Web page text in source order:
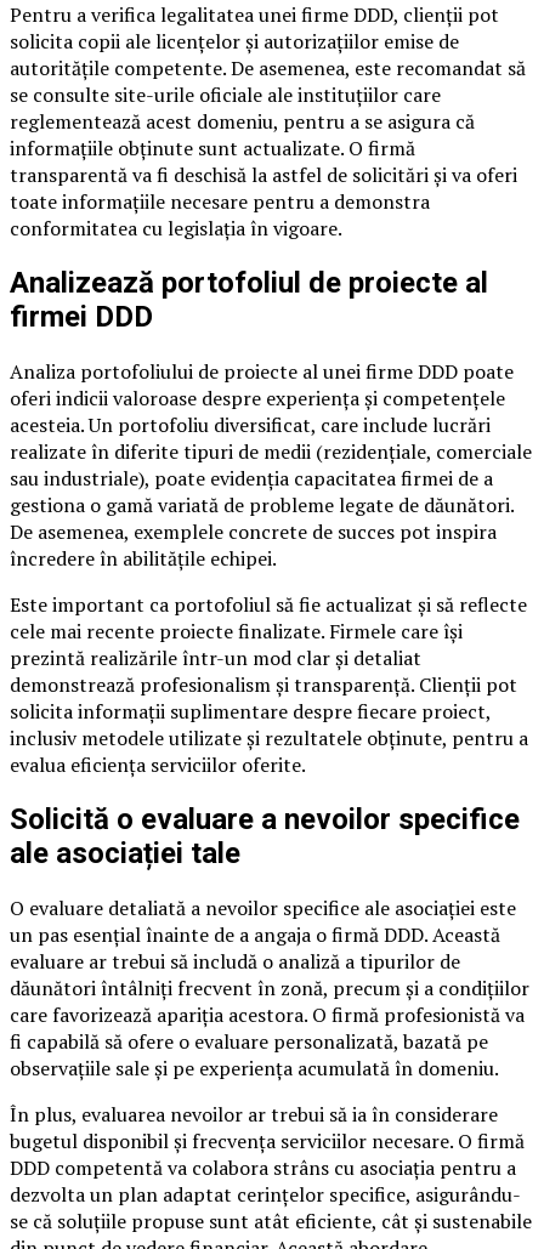
Pentru a verifica legalitatea unei firme DDD, clienții pot
solicita copii ale licențelor și autorizațiilor emise de
autoritățile competente. De asemenea, este recomandat să
se consulte site-urile oficiale ale instituțiilor care
reglementează acest domeniu, pentru a se asigura că
informațiile obținute sunt actualizate. O firmă
transparentă va fi deschisă la astfel de solicitări și va oferi
toate informațiile necesare pentru a demonstra
conformitatea cu legislația în vigoare.
Analizează portofoliul de proiecte al
firmei DDD
Analiza portofoliului de proiecte al unei firme DDD poate
oferi indicii valoroase despre experiența și competențele
acesteia. Un portofoliu diversificat, care include lucrări
realizate în diferite tipuri de medii (rezidențiale, comerciale
sau industriale), poate evidenția capacitatea firmei de a
gestiona o gamă variată de probleme legate de dăunători.
De asemenea, exemplele concrete de succes pot inspira
încredere în abilitățile echipei.
Este important ca portofoliul să fie actualizat și să reflecte
cele mai recente proiecte finalizate. Firmele care își
prezintă realizările într-un mod clar și detaliat
demonstrează profesionalism și transparență. Clienții pot
solicita informații suplimentare despre fiecare proiect,
inclusiv metodele utilizate și rezultatele obținute, pentru a
evalua eficiența serviciilor oferite.
Solicită o evaluare a nevoilor specifice
ale asociației tale
O evaluare detaliată a nevoilor specifice ale asociației este
un pas esențial înainte de a angaja o firmă DDD. Această
evaluare ar trebui să includă o analiză a tipurilor de
dăunători întâlniți frecvent în zonă, precum și a condițiilor
care favorizează apariția acestora. O firmă profesionistă va
fi capabilă să ofere o evaluare personalizată, bazată pe
observațiile sale și pe experiența acumulată în domeniu.
În plus, evaluarea nevoilor ar trebui să ia în considerare
bugetul disponibil și frecvența serviciilor necesare. O firmă
DDD competentă va colabora strâns cu asociația pentru a
dezvolta un plan adaptat cerințelor specifice, asigurându-
se că soluțiile propuse sunt atât eficiente, cât și sustenabile